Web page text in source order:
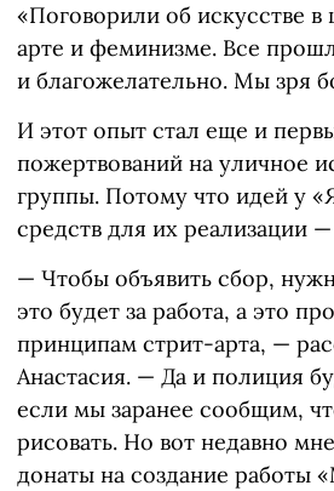
«Поговорили об искусстве в
арте и феминизме. Все
и благожелательно. Мы зря
И этот опыт стал еще и
пожертвований на уличное
группы. Потому что идей у
средств для их реализации
— Чтобы объявить сбор,
это будет за работа, а это
принципам стрит-арта, —
Анастасия. — Да и полиция
если мы заранее сообщим,
рисовать. Но вот недавно
донаты на создание работы